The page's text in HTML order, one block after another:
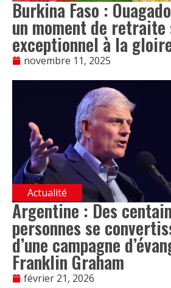
Burkina Faso :
un moment de
exceptionnel à la
novembre 11, 2025
Actualité
Argentine : Des
personnes se
d’une campagne
Franklin Graham
février 21, 2026